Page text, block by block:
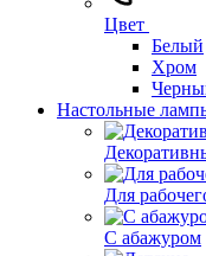
Цвет
Белый
Хром
Настольные
Для
С абажуром